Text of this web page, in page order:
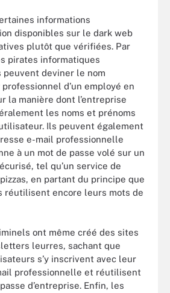
informations
disponibles sur le dark web
plutôt que vérifiées. Par
pirates informatiques
deviner le nom
d’un employé en
la manière dont l’entreprise
les noms et prénoms
Ils peuvent également
e-mail professionnelle
à un mot de passe volé sur un
tel qu’un service de
en partant du principe que
réutilisent encore leurs mots de
ont même créé des sites
leurres, sachant que
s’y inscrivent avec leur
professionnelle et réutilisent
d’entreprise. Enfin, les